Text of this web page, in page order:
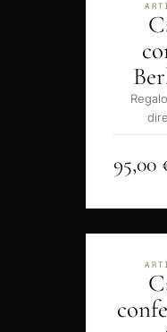
95,00